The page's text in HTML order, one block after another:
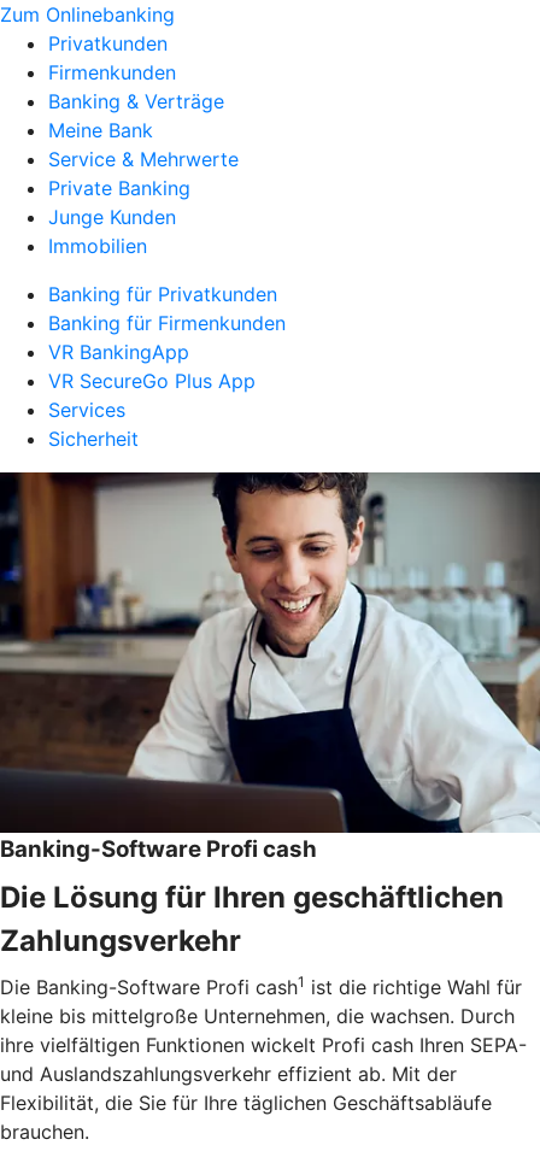
Zum Onlinebanking
Privatkunden
Firmenkunden
Banking & Verträge
Meine Bank
Service & Mehrwerte
Private Banking
Junge Kunden
Immobilien
Banking für Privatkunden
Banking für Firmenkunden
VR BankingApp
VR SecureGo Plus App
Services
Sicherheit
Banking-Software Profi cash
Die Lösung für Ihren geschäftlichen
Zahlungsverkehr
Die Banking-Software Profi cash1 ist die richtige Wahl für
kleine bis mittelgroße Unternehmen, die wachsen. Durch
ihre vielfältigen Funktionen wickelt Profi cash Ihren SEPA-
und Auslandszahlungsverkehr effizient ab. Mit der
Flexibilität, die Sie für Ihre täglichen Geschäftsabläufe
brauchen.